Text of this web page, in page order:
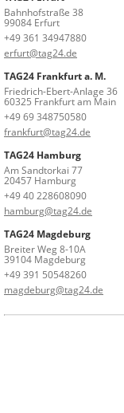
Bahnhofstraße 38
99084 Erfurt
+49 361 34947880
erfurt@tag24.de
TAG24 Frankfurt a. M.
Friedrich-Ebert-Anlage 36
60325 Frankfurt am Main
+49 69 348750580
frankfurt@tag24.de
TAG24 Hamburg
Am Sandtorkai 77
20457 Hamburg
+49 40 228608090
hamburg@tag24.de
TAG24 Magdeburg
Breiter Weg 8-10A
39104 Magdeburg
+49 391 50548260
magdeburg@tag24.de